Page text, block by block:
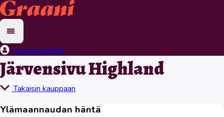
Kirjaudu sisään
Järvensivu Highland
Takaisin kauppaan
Ylämaannaudan häntä